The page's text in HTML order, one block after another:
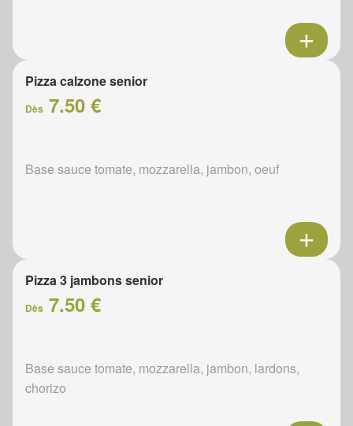
Pizza calzone senior
Dès 7.50 €
Base sauce tomate, mozzarella, jambon, oeuf
Pizza 3 jambons senior
Dès 7.50 €
Base sauce tomate, mozzarella, jambon, lardons,
chorizo